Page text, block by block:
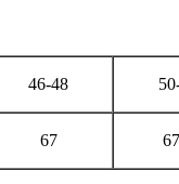
46-48
67